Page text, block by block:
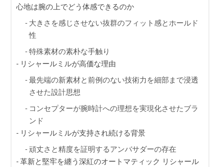
心地は腕の上でどう体感できるのか
大きさを感じさせない抜群のフィット感とホールド
性
特殊素材の素朴な手触り
リシャールミルが高価な理由
最先端の新素材と前例のない技術力を細部まで浸透
させた設計思想
コンセプターが腕時計への理想を実現化させたブラ
ンド
リシャールミルが支持され続ける背景
頑丈さと精度を証明するアンバサダーの存在
革新と堅牢を纏う深紅のオートマティック リシャール